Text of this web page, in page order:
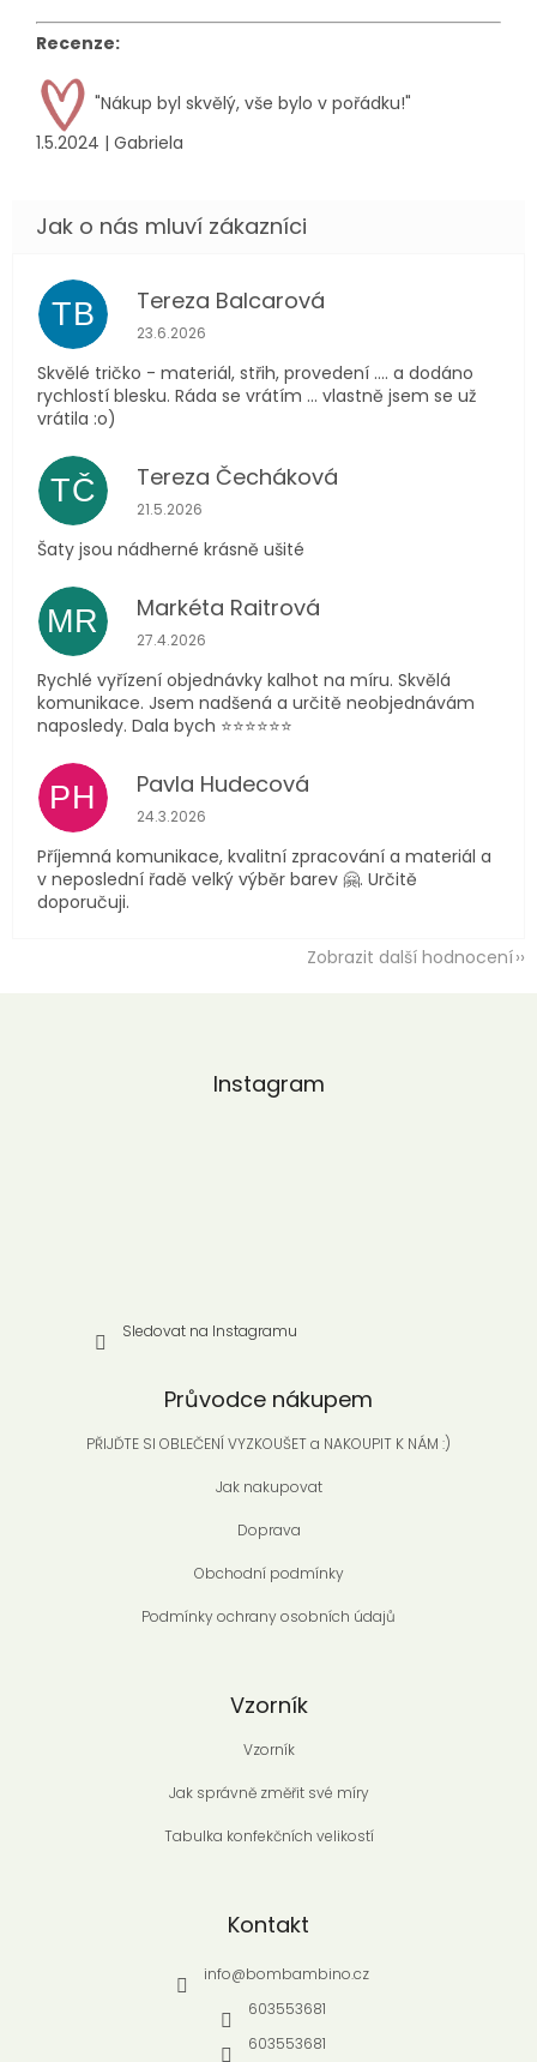
Recenze:
"Nákup byl skvělý, vše bylo v pořádku!"
1.5.2024 | Gabriela
TB Tereza Balcarová
Hodnocení obchodu je 5 z 5 hvězdiček.
23.6.2026
Skvělé tričko - materiál, střih, provedení .... a dodáno
rychlostí blesku. Ráda se vrátím ... vlastně jsem se už
vrátila :o)
TČ Tereza Čecháková
Hodnocení obchodu je 5 z 5 hvězdiček.
21.5.2026
Šaty jsou nádherné krásně ušité
MR Markéta Raitrová
Hodnocení obchodu je 5 z 5 hvězdiček.
27.4.2026
Rychlé vyřízení objednávky kalhot na míru. Skvělá
komunikace. Jsem nadšená a určitě neobjednávám
naposledy. Dala bych ⭐️⭐️⭐️⭐️⭐️⭐️
PH Pavla Hudecová
Hodnocení obchodu je 5 z 5 hvězdiček.
24.3.2026
Příjemná komunikace, kvalitní zpracování a materiál a
v neposlední řadě velký výběr barev 🤗. Určitě
doporučuji.
Zobrazit další hodnocení
Instagram
Sledovat na Instagramu
Průvodce nákupem
PŘIJĎTE SI OBLEČENÍ VYZKOUŠET a NAKOUPIT K NÁM :)
Jak nakupovat
Doprava
Obchodní podmínky
Podmínky ochrany osobních údajů
Vzorník
Vzorník
Jak správně změřit své míry
Tabulka konfekčních velikostí
Kontakt
info@bombambino.cz
603553681
603553681